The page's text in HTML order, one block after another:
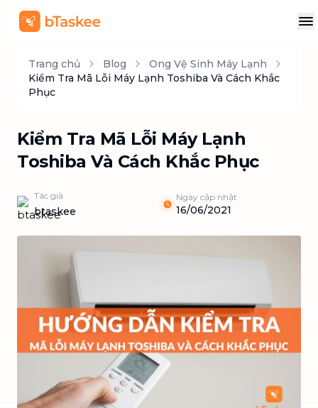
Trang chủ Blog
Ong Vệ Sinh Máy Lạnh
Kiểm Tra Mã Lỗi Máy Lạnh Toshiba Và Cách Khắc
Phục
Kiểm Tra Mã Lỗi Máy Lạnh
Toshiba Và Cách Khắc Phục
Tác giả
btaskee
Ngày cập nhật
16/06/2021